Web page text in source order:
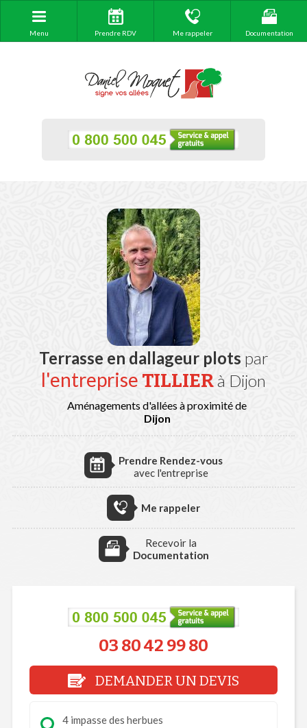
Menu Prendre RDV Me rappeler Documentation
Terrasse en dallageur plots par
l'entreprise TILLIERà Dijon
Aménagements d'allées à proximité de
Dijon
Prendre Rendez-vous
avec l'entreprise
Me rappeler
Recevoir la
Documentation
03 80 42 99 80
DEMANDER UN DEVIS
4 impasse des herbues